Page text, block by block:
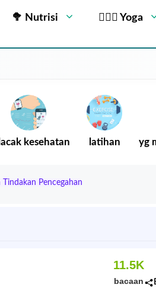
🥦 Nutrisi 🧘🏻‍♂️ Yoga
kesehatan latihan yg
Pencegahan
11.5K
bacaan